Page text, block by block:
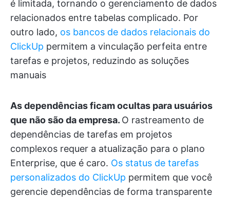
é limitada, tornando o gerenciamento de dados
relacionados entre tabelas complicado. Por
outro lado, os bancos de dados relacionais do
ClickUp permitem a vinculação perfeita entre
tarefas e projetos, reduzindo as soluções
manuais
As dependências ficam ocultas para usuários
que não são da empresa. O rastreamento de
dependências de tarefas em projetos
complexos requer a atualização para o plano
Enterprise, que é caro. Os status de tarefas
personalizados do ClickUp permitem que você
gerencie dependências de forma transparente